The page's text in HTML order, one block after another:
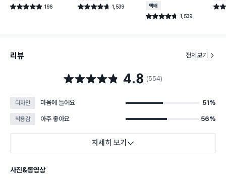
별점 4.9점 196
건 작성 별점 4.7점 1,539
건 작성
택배배송
별점 4.7점 1,539
건 작성
별점
리뷰 전체보기
별점 4.8점 4.8 (554)
디자인 마음에 들어요 51%
착용감 아주 좋아요 56%
자세히 보기
사진&동영상